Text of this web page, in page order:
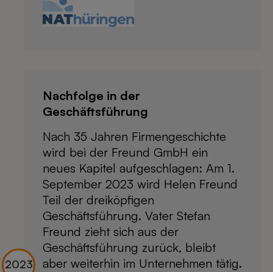
Nachfolge in der
Geschäftsführung
Nach 35 Jahren Firmengeschichte
wird bei der Freund GmbH ein
neues Kapitel aufgeschlagen: Am 1.
September 2023 wird Helen Freund
Teil der dreiköpfigen
Geschäftsführung. Vater Stefan
Freund zieht sich aus der
Geschäftsführung zurück, bleibt
aber weiterhin im Unternehmen tätig.